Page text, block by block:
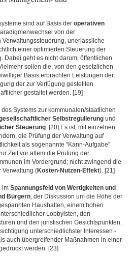
sind auf Basis der operativen
von der
unerlässliche
einer optimierten Steuerung der
Dabei geht es nicht darum, öffentlichen
sollen die, von den gesetzlichen
Basis erbrachten Leistungen der
der zur Verfügung gestellten
gestaltet werden. [19]
Systems zur kommunalen/staatlichen
Selbstregulierung und
Steuerung. [20] Es ist, mit einzelnen
die Prüfung der Verwaltung auf
als sogenannte "Kann-Aufgabe"
Zeit vor allem die Prüfung der
im Vordergrund; nicht zwingend die
Verwaltung (Kosten-Nutzen-Effekt). [21]
im Spannungsfeld von Wertigkeiten und
Bürgern, der Diskussion um die Höhe der
Haushalten, einem hohen
Lobbyisten, den
und den juristischen Gesichtspunkten.
unterschiedlichster Interessen -
auch übergreifender Maßnahmen in einer
werden. [23]